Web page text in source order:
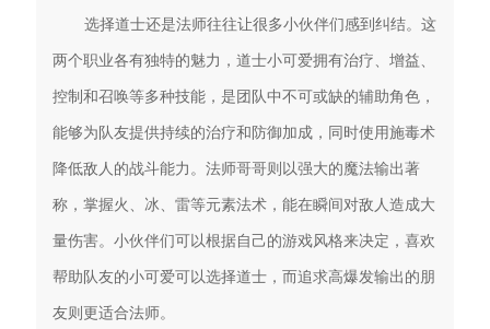
选择道士还是法师往往让很多小伙伴们感到纠结。这
两个职业各有独特的魅力，道士小可爱拥有治疗、增益、
控制和召唤等多种技能，是团队中不可或缺的辅助角色，
能够为队友提供持续的治疗和防御加成，同时使用施毒术
降低敌人的战斗能力。法师哥哥则以强大的魔法输出著
称，掌握火、冰、雷等元素法术，能在瞬间对敌人造成大
量伤害。小伙伴们可以根据自己的游戏风格来决定，喜欢
帮助队友的小可爱可以选择道士，而追求高爆发输出的朋
友则更适合法师。